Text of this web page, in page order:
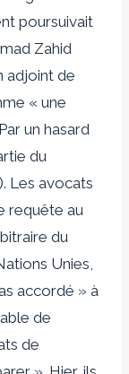
poursuivait
Zahid
adjoint de
« une
un hasard
du
Les avocats
requête au
du
Unies,
accordé » à
de
de